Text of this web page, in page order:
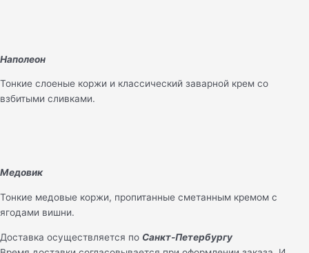
Наполеон
Тонкие слоеные коржи и классический заварной крем со
взбитыми сливками.
Медовик
Тонкие медовые коржи, пропитанные сметанным кремом с
ягодами вишни.
Доставка осуществляется по Санкт-Петербургу